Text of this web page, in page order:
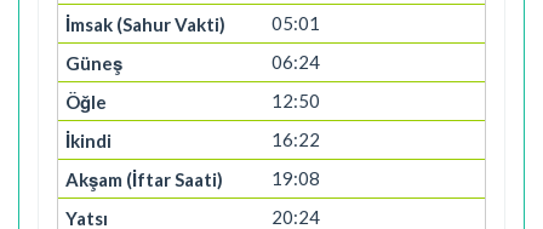
05:01
06:24
12:50
16:22
19:08
20:24